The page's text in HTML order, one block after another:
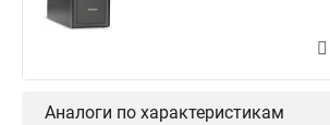
Аналоги по характеристикам